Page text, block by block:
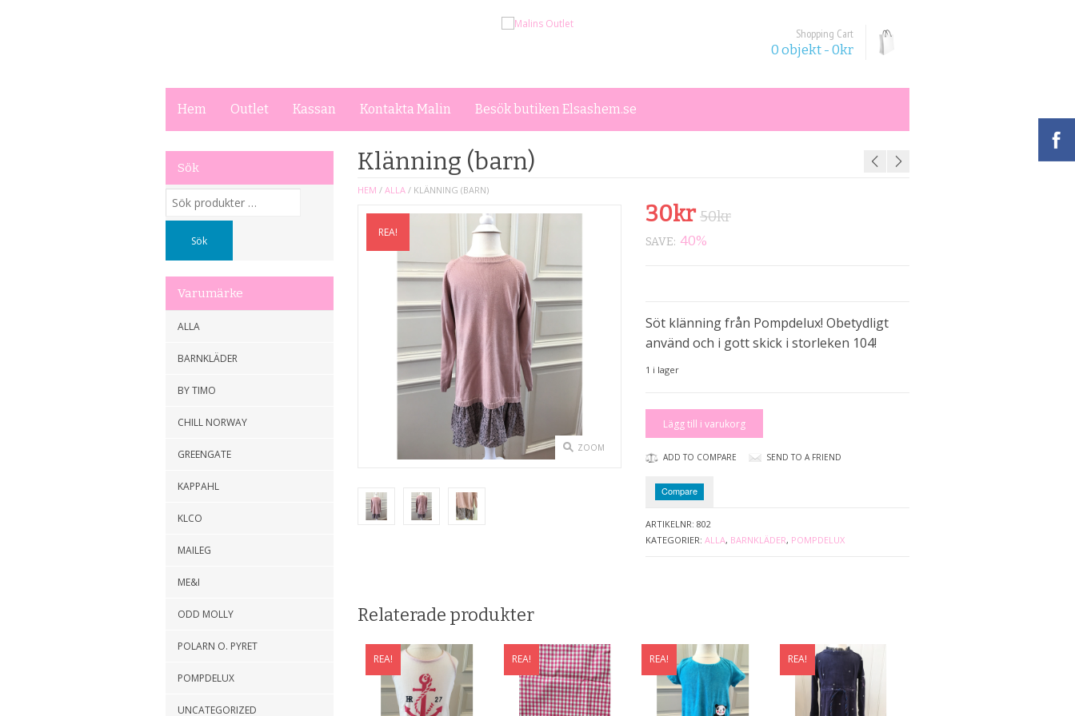
Shopping Cart
0 objekt -0kr
Hem Outlet Kassan Kontakta Malin Besök butiken Elsashem.se
Sök
Sök
efter:
Sök
Varumärke
ALLA
BARNKLÄDER
BY TIMO
CHILL NORWAY
GREENGATE
KAPPAHL
KLCO
MAILEG
ME&I
ODD MOLLY
POLARN O. PYRET
POMPDELUX
UNCATEGORIZED
Klänning (barn)
HEM / ALLA / KLÄNNING (BARN)
REA!
ZOOM
50krDet
30kr Det
SAVE: 40%
Söt klänning från Pompdelux! Obetydligt
använd och i gott skick i storleken 104!
1 i lager
Klänning
(barn)
mängd
Lägg till i varukorg
ADD TO COMPARE SEND TO A FRIEND
Compare
ARTIKELNR: 802
KATEGORIER: ALLA, BARNKLÄDER, POMPDELUX
Relaterade produkter
REA! REA! REA! REA!